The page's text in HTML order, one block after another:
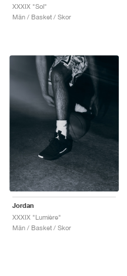
XXXIX "Sol"
Män / Basket / Skor
Jordan
XXXIX "Lumière"
Män / Basket / Skor